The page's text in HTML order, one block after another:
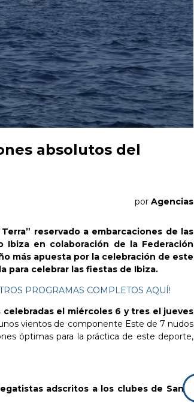
absolutos del
por Agencias
reservado a embarcaciones de las
en colaboración de la Federación
más apuesta por la celebración de este
para celebrar las fiestas de Ibiza.
PROGRAMAS COMPLETOS AQUÍ!
celebradas el miércoles 6 y tres el jueves
vientos de componente Este de 7 nudos
óptimas para la práctica de este deporte,
adscritos a los clubes de Santa